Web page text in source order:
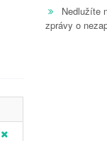
Nedlužíte
zprávy o